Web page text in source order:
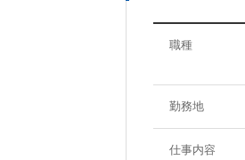
職種
勤務地
仕事内容